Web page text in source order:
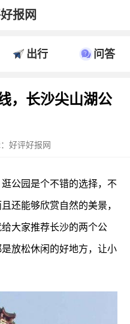
报网
出行 问答
，长沙尖山湖公
好评好报网
公园是个不错的选择，不
还能够欣赏自然的美景，
大家推荐长沙的两个公
放松休闲的好地方，让小